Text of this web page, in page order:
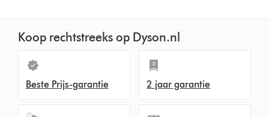
Koop rechtstreeks op Dyson.nl
Beste Prijs-garantie 2 jaar garantie